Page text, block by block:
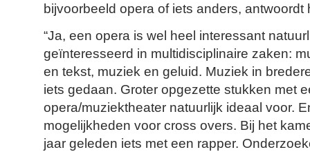
bijvoorbeeld opera of iets anders, antwoordt
“Ja, een opera is wel heel interessant
geïnteresseerd in multidisciplinaire zaken:
en tekst, muziek en geluid. Muziek in
iets gedaan. Groter opgezette stukken met
opera/muziektheater natuurlijk ideaal voor.
mogelijkheden voor cross overs. Bij het
jaar geleden iets met een rapper.